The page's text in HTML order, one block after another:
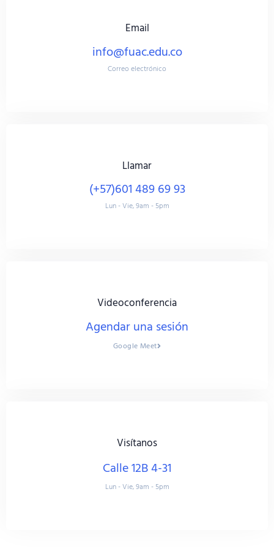
Email
info@fuac.edu.co
Correo electrónico
Llamar
(+57)601 489 69 93
Lun - Vie, 9am - 5pm
Videoconferencia
Agendar una sesión
Google Meet
Visítanos
Calle 12B 4-31
Lun - Vie, 9am - 5pm